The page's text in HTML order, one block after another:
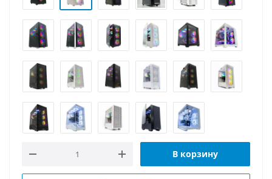
В корзину